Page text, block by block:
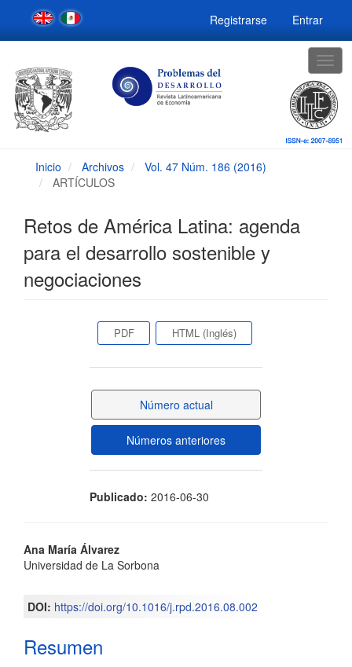
Navegación
principal
Contenido
Barra
lateral
Registrarse Entrar
Inicio Archivos
Vol. 47 Núm. 186 (2016)
ARTÍCULOS
Retos de América Latina: agenda
para el desarrollo sostenible y
negociaciones
artículo
PDF HTML (Inglés)
Número actual
Números anteriores
Publicado: 2016-06-30
Contenido
del
artículo
Ana María Álvarez
Universidad de La Sorbona
DOI: https://doi.org/10.1016/j.rpd.2016.08.002
Resumen